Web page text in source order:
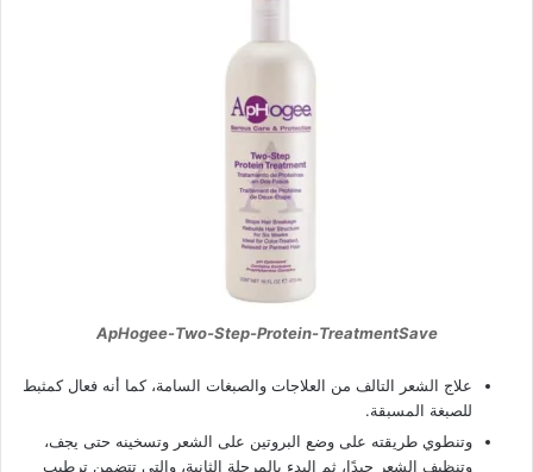
ApHogee-Two-Step-Protein-TreatmentSave
علاج الشعر التالف من العلاجات والصبغات السامة، كما أنه فعال كمثبط
للصبغة المسبقة.
وتنطوي طريقته على وضع البروتين على الشعر وتسخينه حتى يجف،
وتنظيف الشعر جيدًا، ثم البدء بالمرحلة الثانية، والتي تتضمن ترطيب